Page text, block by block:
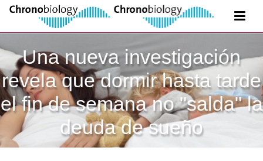
Una nueva investigación
revela que dormir hasta tarde
el fin de semana no "salda" la
deuda de sueño